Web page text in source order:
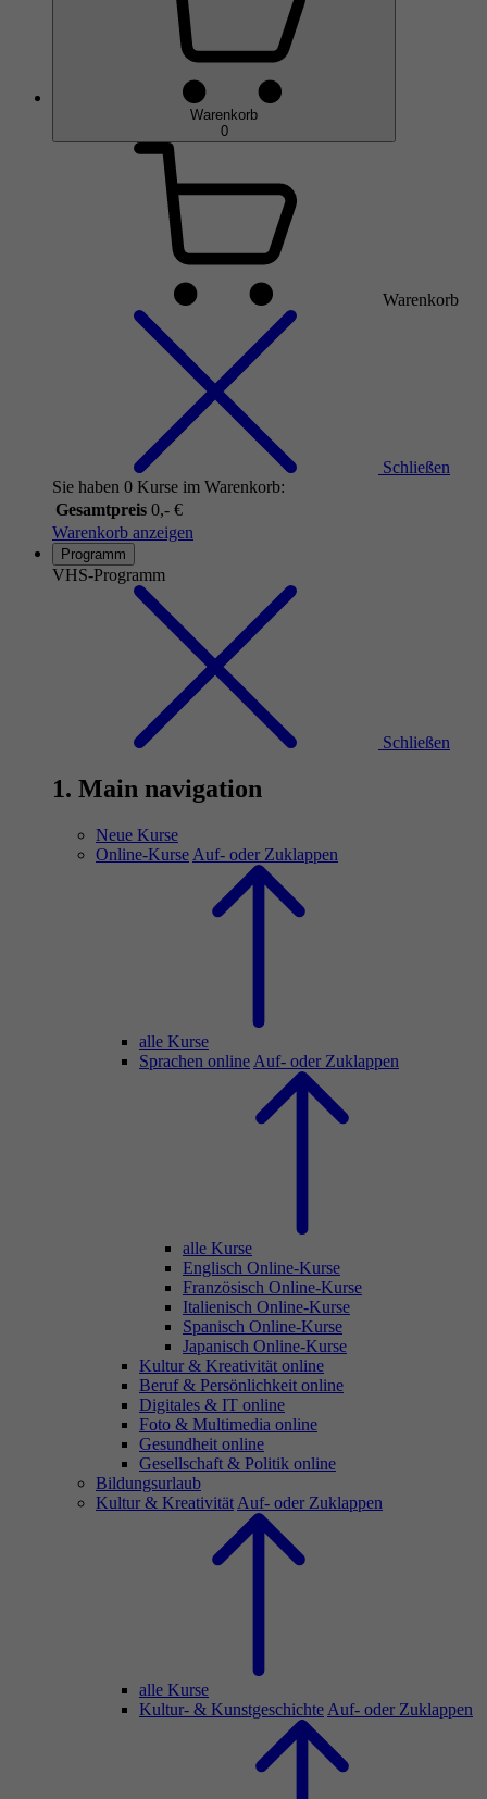
Warenkorb
0
Warenkorb
Schließen
Sie haben 0 Kurse im Warenkorb:
Gesamtpreis 0,- €
Warenkorb anzeigen
Programm
VHS-Programm
Schließen
1. Main navigation
Neue Kurse
Online-Kurse Auf- oder Zuklappen
alle Kurse
Sprachen online Auf- oder Zuklappen
alle Kurse
Englisch Online-Kurse
Französisch Online-Kurse
Italienisch Online-Kurse
Spanisch Online-Kurse
Japanisch Online-Kurse
Kultur & Kreativität online
Beruf & Persönlichkeit online
Digitales & IT online
Foto & Multimedia online
Gesundheit online
Gesellschaft & Politik online
Bildungsurlaub
Kultur & Kreativität Auf- oder Zuklappen
alle Kurse
Kultur- & Kunstgeschichte Auf- oder Zuklappen